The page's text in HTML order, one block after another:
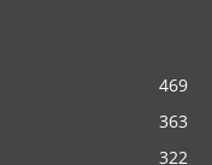
469
363
322